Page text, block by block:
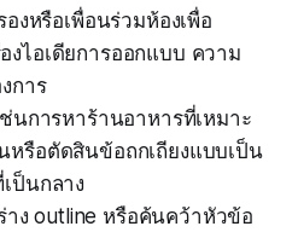
งหรือเพื่อนร่วมห้องเพื่อ
งไอเดียการออกแบบ ความ
การ
ช่นการหาร้านอาหารที่เหมาะ
หรือตัดสินข้อถกเถียงแบบเป็น
ป็นกลาง
าง outline หรือค้นคว้าหัวข้อ